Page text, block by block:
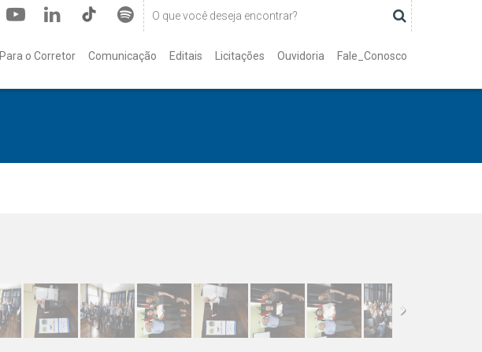
Para o Corretor Comunicação Editais Licitações Ouvidoria Fale_Conosco